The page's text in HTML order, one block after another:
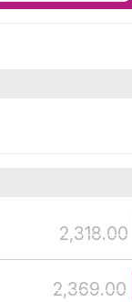
2,318.00
2,369.00